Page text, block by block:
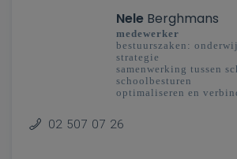
Nele Berghmans
medewerker
bestuurszaken:
strategie
samenwerking tussen
schoolbesturen
optimaliseren en
02 507 07 26